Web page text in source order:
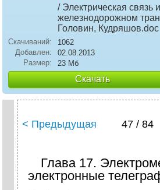
/ Электрическая связь
железнодорожном
Головин, Кудряшов.doc
Скачиваний:
1062
Добавлен:
02.08.2013
Размер:
23 Мб
Скачать
< Предыдущая 47 / 84
Глава 17.
электронные